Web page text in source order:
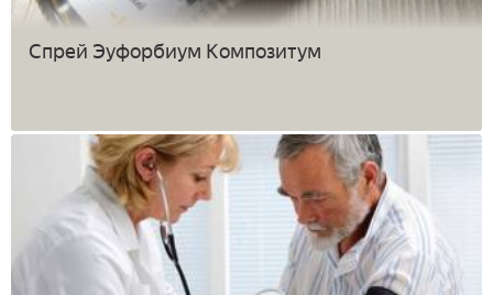
Спрей Эуфорбиум Композитум